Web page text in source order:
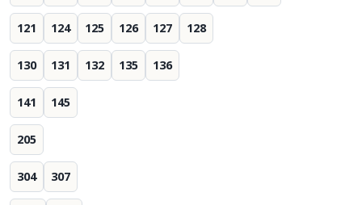
121 124 125 126 127 128
130 131 132 135 136
141 145
205
304 307